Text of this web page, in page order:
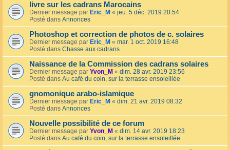
livre sur les cadrans Marocains
Dernier message par Eric_M « jeu. 5 déc. 2019 20:54
Posté dans Annonces
Photoshop et correction de photos de c. solaires
Dernier message par Eric_M « mar. 1 oct. 2019 16:48
Posté dans Chasse aux cadrans
Naissance de la Commission des cadrans solaires
Dernier message par Yvon_M « dim. 28 avr. 2019 23:56
Posté dans Au café du coin, sur la terrasse ensoleillée
gnomonique arabo-islamique
Dernier message par Eric_M « dim. 21 avr. 2019 08:32
Posté dans Annonces
Nouvelle possibilité de ce forum
Dernier message par Yvon_M « dim. 14 avr. 2019 18:23
Posté dans Au café du coin, sur la terrasse ensoleillée